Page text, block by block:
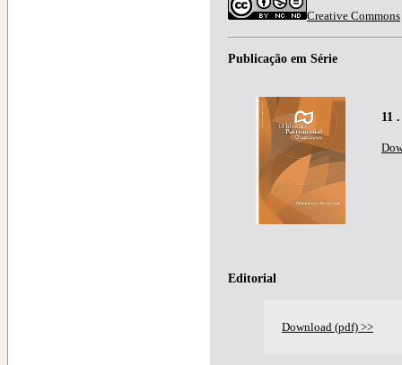
Creative Commons
Publicação em Série
11
Editorial
Download (pdf) >>